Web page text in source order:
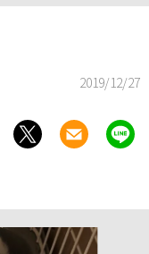
2019/12/27